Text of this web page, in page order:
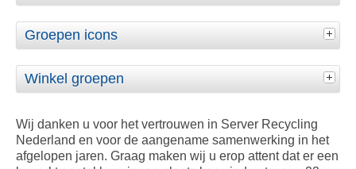
Groepen icons
Winkel groepen
Wij danken u voor het vertrouwen in Server Recycling
Nederland en voor de aangename samenwerking in het
afgelopen jaren. Graag maken wij u erop attent dat er een